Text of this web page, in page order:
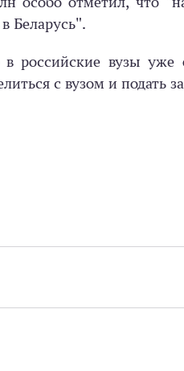
Беларусь".
российские вузы
с вузом и подать